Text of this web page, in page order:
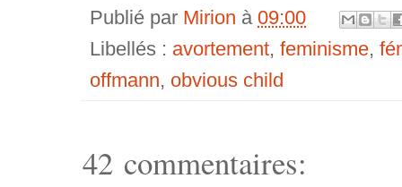
Publié par Mirion à 09:00
Libellés : avortement, feminisme,
offmann, obvious child
42 commentaires: